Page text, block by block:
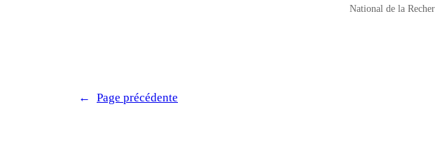
National de la
← Page précédente